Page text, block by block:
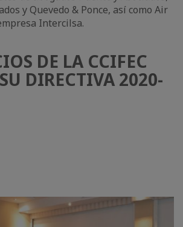
y Quevedo & Ponce, así como Air
Intercilsa.
DE LA CCIFEC
DIRECTIVA 2020-